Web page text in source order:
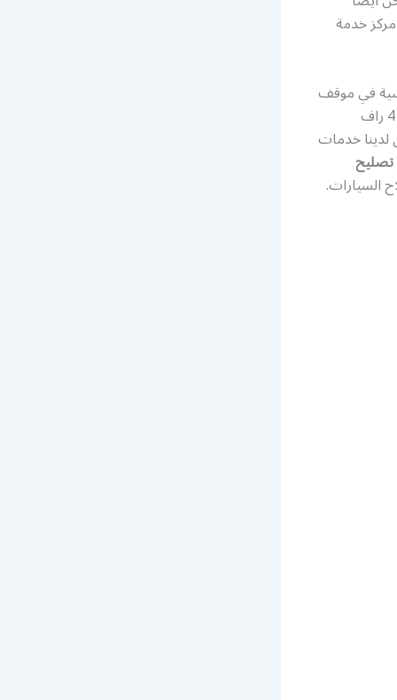
خدمة
في موقف
السيارات في مكتبك ، أو مزروعة في الممر الخاص خارج منزلك مباشرة ، تأتي ميكانيكا 4 راف
لدينا خدمات
تصليح